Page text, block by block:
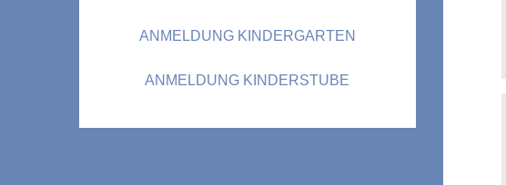
ANMELDUNG KINDERGARTEN
ANMELDUNG KINDERSTUBE